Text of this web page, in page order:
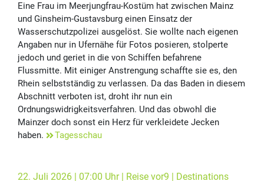
Eine Frau im Meerjungfrau-Kostüm hat zwischen Mainz
und Ginsheim-Gustavsburg einen Einsatz der
Wasserschutzpolizei ausgelöst. Sie wollte nach eigenen
Angaben nur in Ufernähe für Fotos posieren, stolperte
jedoch und geriet in die von Schiffen befahrene
Flussmitte. Mit einiger Anstrengung schaffte sie es, den
Rhein selbstständig zu verlassen. Da das Baden in diesem
Abschnitt verboten ist, droht ihr nun ein
Ordnungswidrigkeitsverfahren. Und das obwohl die
Mainzer doch sonst ein Herz für verkleidete Jecken
haben.
Tagesschau
22. Juli 2026 | 07:00 Uhr | Reise vor9 | Destinations